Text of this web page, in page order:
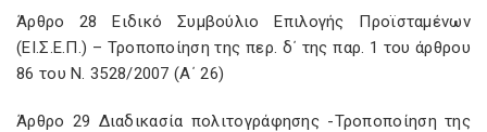
Άρθρο 28 Ειδικό Συμβούλιο Επιλογής Προϊσταμένων
(ΕΙ.Σ.Ε.Π.) – Τροποποίηση της περ. δ΄ της παρ. 1 του άρθρου
86 του Ν. 3528/2007 (Α΄ 26)
Άρθρο 29 Διαδικασία πολιτογράφησης -Τροποποίηση της